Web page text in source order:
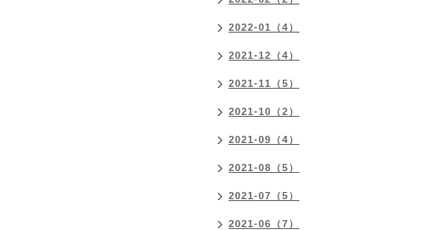
2022-01（4）
2021-12（4）
2021-11（5）
2021-10（2）
2021-09（4）
2021-08（5）
2021-07（5）
2021-06（7）